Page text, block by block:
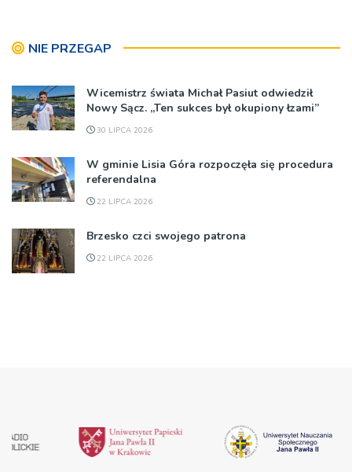
NIE PRZEGAP
Wicemistrz świata Michał Pasiut odwiedził
Nowy Sącz. „Ten sukces był okupiony łzami”
30 LIPCA 2026
W gminie Lisia Góra rozpoczęła się procedura
referendalna
22 LIPCA 2026
Brzesko czci swojego patrona
22 LIPCA 2026